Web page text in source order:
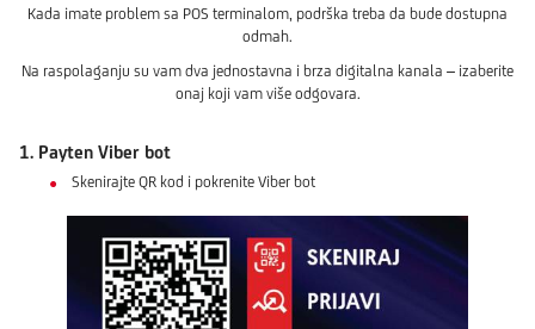
Kada imate problem sa POS terminalom, podrška treba da bude dostupna
odmah.
Na raspolaganju su vam dva jednostavna i brza digitalna kanala – izaberite
onaj koji vam više odgovara.
1. Payten Viber bot
Skenirajte QR kod i pokrenite Viber bot